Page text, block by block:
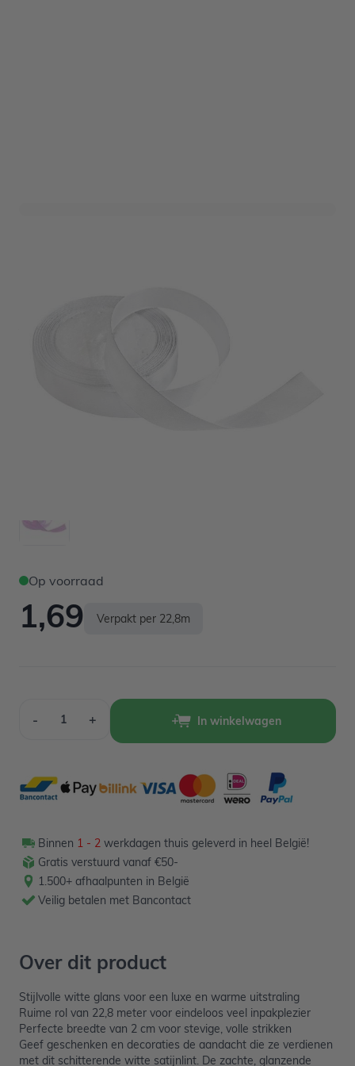
Op voorraad
1,69 Verpakt per 22,8m
- + In winkelwagen
Binnen 1 - 2 werkdagen thuis geleverd in heel België!
Gratis verstuurd vanaf €50-
1.500+ afhaalpunten in België
Veilig betalen met Bancontact
Over dit product
Stijlvolle witte glans voor een luxe en warme uitstraling
Ruime rol van 22,8 meter voor eindeloos veel inpakplezier
Perfecte breedte van 2 cm voor stevige, volle strikken
Geef geschenken en decoraties de aandacht die ze verdienen
met dit schitterende witte satijnlint. De zachte, glanzende